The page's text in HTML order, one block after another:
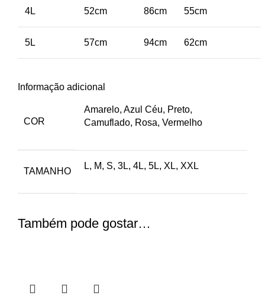
4L 52cm 86cm 55cm
5L 57cm 94cm 62cm
Informação adicional
COR
Amarelo, Azul Céu, Preto,
Camuflado, Rosa, Vermelho
TAMANHO
L, M, S, 3L, 4L, 5L, XL, XXL
Também pode gostar…